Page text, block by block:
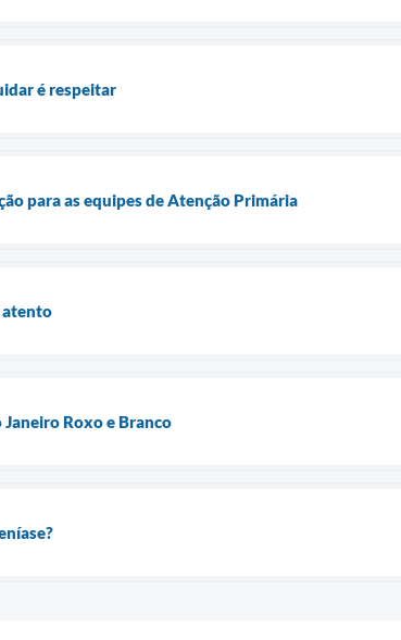
é respeitar
para as equipes de Atenção Primária
atento
Janeiro Roxo e Branco